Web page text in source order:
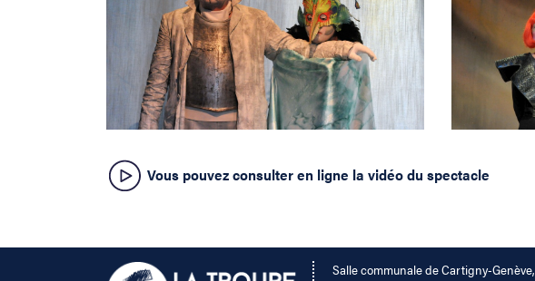
Vous pouvez consulter en ligne la vidéo du spectacle
Salle communale de Cartigny-Genève,